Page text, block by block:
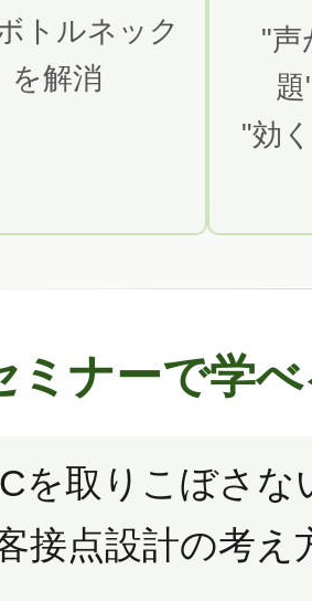
トルネック
を解消
"声
"効
ミナーで学
を取りこぼさな
接点設計の考え